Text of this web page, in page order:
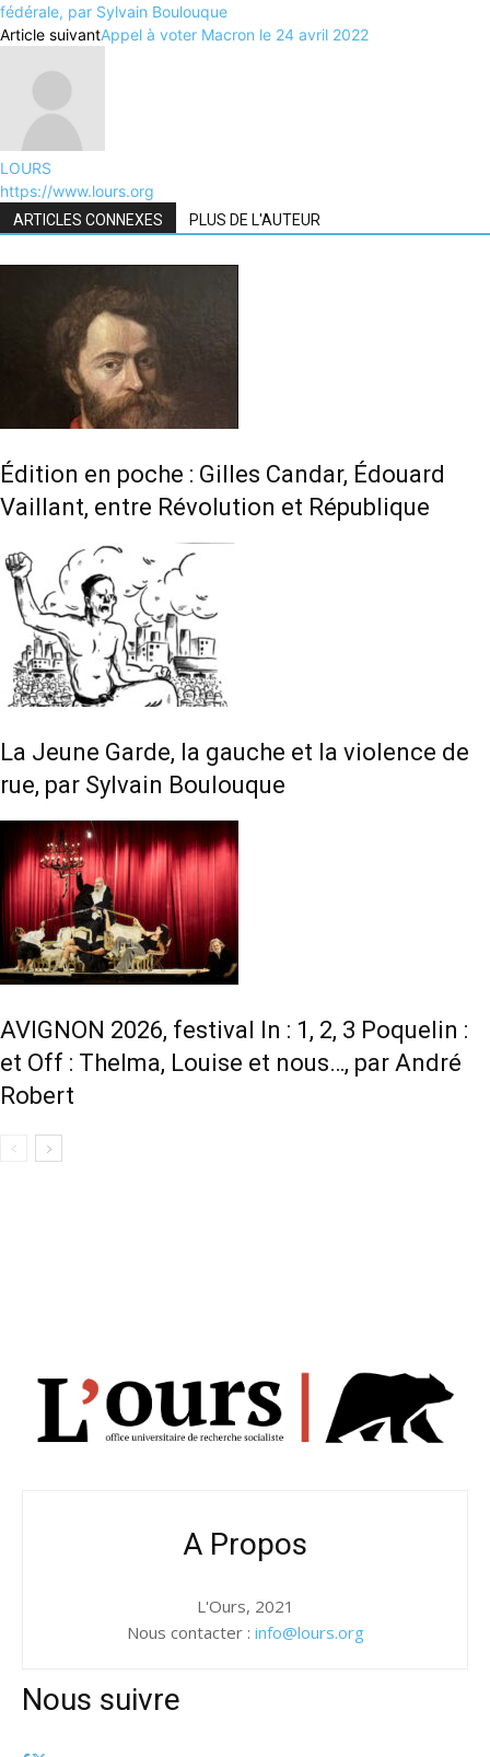
fédérale, par Sylvain Boulouque
Article suivantAppel à voter Macron le 24 avril 2022
LOURS
https://www.lours.org
ARTICLES CONNEXES PLUS DE L'AUTEUR
Édition en poche : Gilles Candar, Édouard
Vaillant, entre Révolution et République
La Jeune Garde, la gauche et la violence de
rue, par Sylvain Boulouque
AVIGNON 2026, festival In : 1, 2, 3 Poquelin :
et Off : Thelma, Louise et nous…, par André
Robert
A Propos
L'Ours, 2021
Nous contacter : info@lours.org
Nous suivre